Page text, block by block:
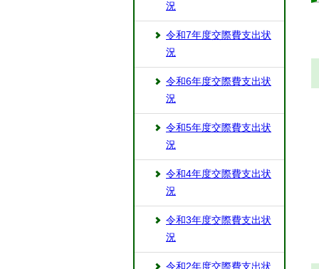
況
令和7年度交際費支出状
況
令和6年度交際費支出状
況
令和5年度交際費支出状
況
令和4年度交際費支出状
況
令和3年度交際費支出状
況
令和2年度交際費支出状